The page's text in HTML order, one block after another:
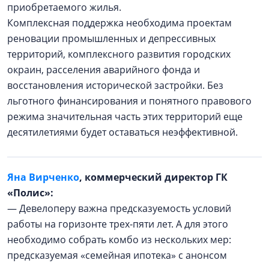
приобретаемого жилья.
Комплексная поддержка необходима проектам
реновации промышленных и депрессивных
территорий, комплексного развития городских
окраин, расселения аварийного фонда и
восстановления исторической застройки. Без
льготного финансирования и понятного правового
режима значительная часть этих территорий еще
десятилетиями будет оставаться неэффективной.
Яна Вирченко, коммерческий директор ГК
«Полис»:
— Девелоперу важна предсказуемость условий
работы на горизонте трех-пяти лет. А для этого
необходимо собрать комбо из нескольких мер:
предсказуемая «семейная ипотека» с анонсом